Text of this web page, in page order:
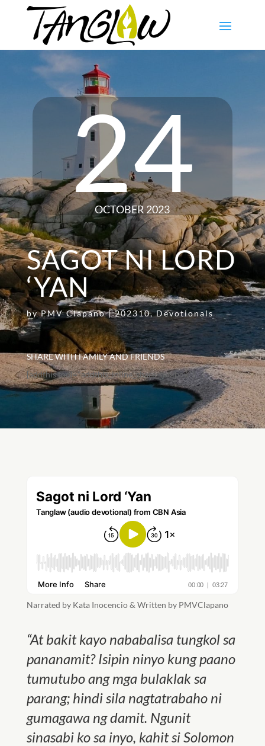
24
OCTOBER 2023
SAGOT NI LORD
‘YAN
byPMV Clapano|202310,Devotionals
SHARE WITH FAMILY AND FRIENDS
[addthis tool="addthis_inline_share_toolbox"]
Narrated by Kata Inocencio & Written by PMVClapano
“At bakit kayo nababalisa tungkol sa
pananamit? Isipin ninyo kung paano
tumutubo ang mga bulaklak sa
parang; hindi sila nagtatrabaho ni
gumagawa ng damit. Ngunit
sinasabi ko sa inyo, kahit si Solomon